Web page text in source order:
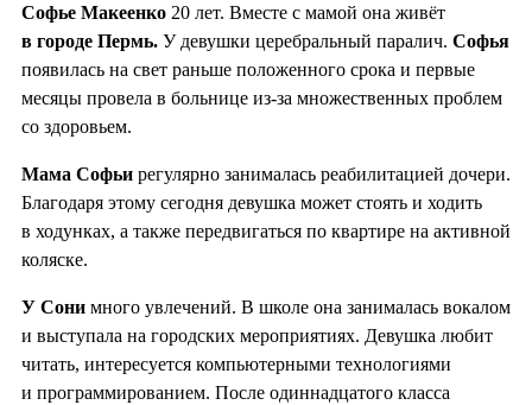
Софье Макеенко 20 лет. Вместе с мамой она живёт
в городе Пермь. У девушки церебральный паралич. Софья
появилась на свет раньше положенного срока и первые
месяцы провела в больнице из-за множественных проблем
со здоровьем.
Мама Софьи регулярно занималась реабилитацией дочери.
Благодаря этому сегодня девушка может стоять и ходить
в ходунках, а также передвигаться по квартире на активной
коляске.
У Сони много увлечений. В школе она занималась вокалом
и выступала на городских мероприятиях. Девушка любит
читать, интересуется компьютерными технологиями
и программированием. После одиннадцатого класса